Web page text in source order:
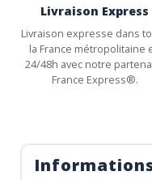
Livraison Express
Livraison expresse dans
la France métropolitaine
24/48h avec notre
France Express®.